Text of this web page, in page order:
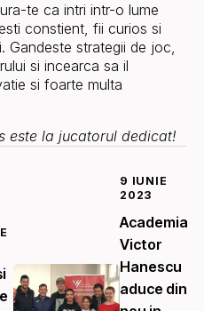
te ca intri intr-o lume
constient, fii curios si
Gandeste strategii de joc,
si incearca sa il
si foarte multa
este la jucatorul dedicat!
Academia
Victor
Hanescu
aduce din
9 IUNIE
2023